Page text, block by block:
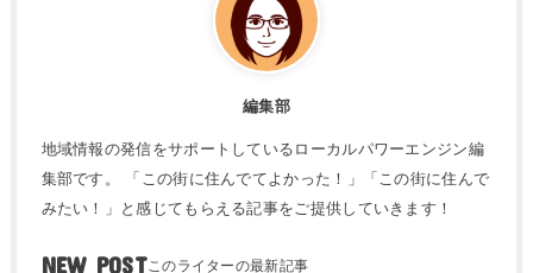
編集部
地域情報の発信をサポートしているローカルパワーエンジン編
集部です。 「この街に住んでてよかった！」「この街に住んで
みたい！」と感じてもらえる記事をご提供していきます！
NEW POST